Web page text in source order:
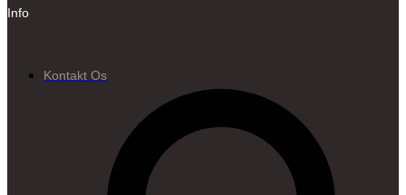
Info
Kontakt Os